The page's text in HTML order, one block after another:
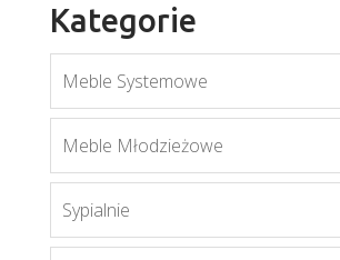
Kategorie
Meble Systemowe
Meble Młodzieżowe
Sypialnie